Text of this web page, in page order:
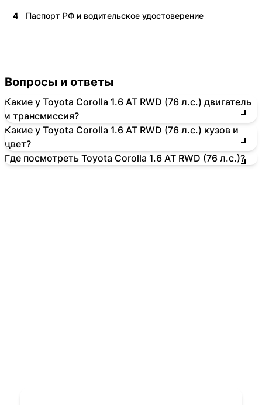
4 Паспорт РФ и водительское удостоверение
Вопросы и ответы
Какие у Toyota Corolla 1.6 AT RWD (76 л.с.) двигатель
и трансмиссия?
Какие у Toyota Corolla 1.6 AT RWD (76 л.с.) кузов и
цвет?
Где посмотреть Toyota Corolla 1.6 AT RWD (76 л.с.)?